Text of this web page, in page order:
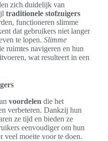
zich duidelijk van
traditionele stofzuigers
functioneren slimme
dat gebruikers niet langer
te lopen. Slimme
ruimtes navigeren en hun
wat resulteert in een
voordelen die het
verbeteren. Dankzij hun
ze tijd en bieden ze
eenvoudiger om hun
veel moeite voor te doen.